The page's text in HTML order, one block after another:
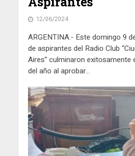
12/06/2024
ARGENTINA.- Este domingo 9
de aspirantes del Radio Club
Aires” culminaron exitosamente
del año al aprobar...